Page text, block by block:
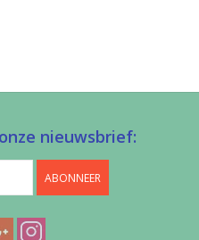
nieuwsbrief:
ABONNEER